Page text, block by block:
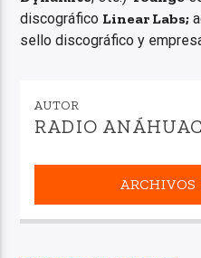
discográfico Linear Labs;
sello discográfico y
AUTOR
RADIO ANÁHUAC